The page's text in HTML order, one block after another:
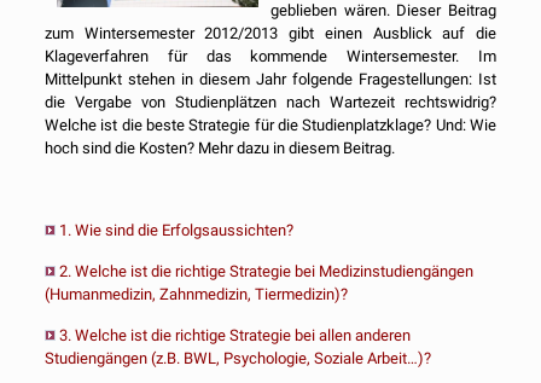
geblieben wären. Dieser Beitrag
zum Wintersemester 2012/2013 gibt einen Ausblick auf die
Klageverfahren für das kommende Wintersemester. Im
Mittelpunkt stehen in diesem Jahr folgende Fragestellungen: Ist
die Vergabe von Studienplätzen nach Wartezeit rechtswidrig?
Welche ist die beste Strategie für die Studienplatzklage? Und: Wie
hoch sind die Kosten? Mehr dazu in diesem Beitrag.
1. Wie sind die Erfolgsaussichten?
2. Welche ist die richtige Strategie bei Medizinstudiengängen
(Humanmedizin, Zahnmedizin, Tiermedizin)?
3. Welche ist die richtige Strategie bei allen anderen
Studiengängen (z.B. BWL, Psychologie, Soziale Arbeit…)?